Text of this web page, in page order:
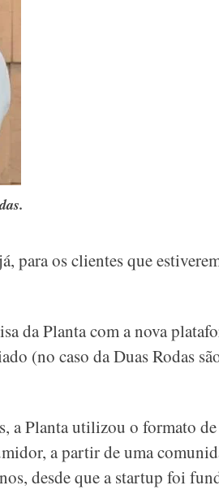
para os clientes que
da Planta com a nova
(no caso da Duas Rodas
a Planta utilizou o formato de
a partir de uma
desde que a startup foi